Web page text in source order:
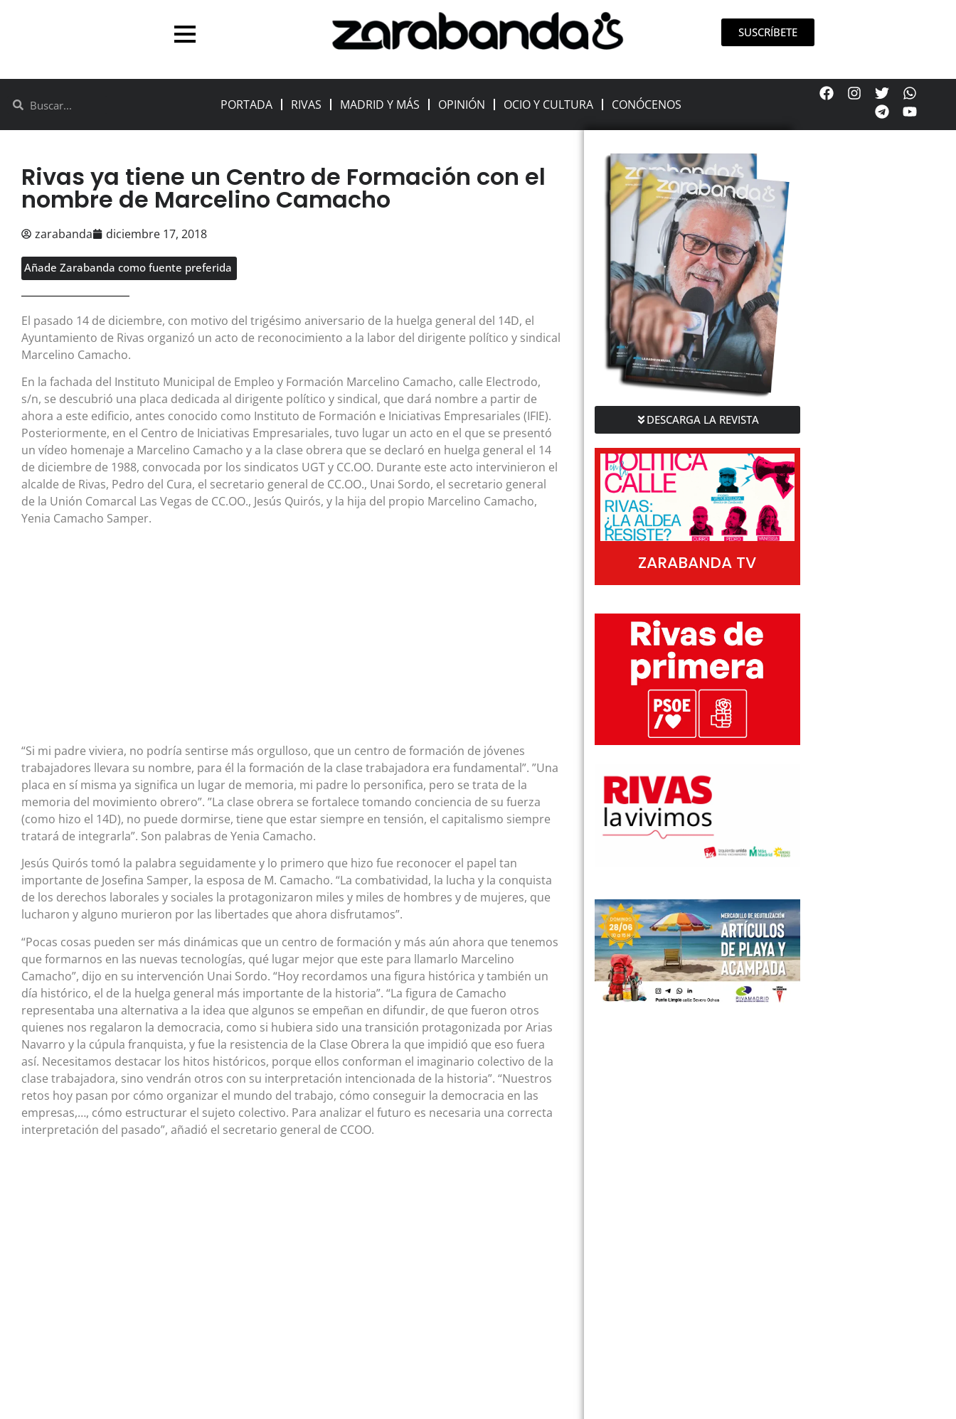
SUSCRÍBETE
PORTADA RIVAS MADRID Y MÁS OPINIÓN OCIO Y CULTURA CONÓCENOS
Rivas ya tiene un Centro de Formación con el
nombre de Marcelino Camacho
zarabanda diciembre 17, 2018
Añade Zarabanda como fuente preferida
El pasado 14 de diciembre, con motivo del trigésimo aniversario de la huelga general del 14D, el
Ayuntamiento de Rivas organizó un acto de reconocimiento a la labor del dirigente político y sindical
Marcelino Camacho.
En la fachada del Instituto Municipal de Empleo y Formación Marcelino Camacho, calle Electrodo,
s/n, se descubrió una placa dedicada al dirigente político y sindical, que dará nombre a partir de
ahora a este edificio, antes conocido como Instituto de Formación e Iniciativas Empresariales (IFIE).
Posteriormente, en el Centro de Iniciativas Empresariales, tuvo lugar un acto en el que se presentó
un vídeo homenaje a Marcelino Camacho y a la clase obrera que se declaró en huelga general el 14
de diciembre de 1988, convocada por los sindicatos UGT y CC.OO. Durante este acto intervinieron el
alcalde de Rivas, Pedro del Cura, el secretario general de CC.OO., Unai Sordo, el secretario general
de la Unión Comarcal Las Vegas de CC.OO., Jesús Quirós, y la hija del propio Marcelino Camacho,
Yenia Camacho Samper.
“Si mi padre viviera, no podría sentirse más orgulloso, que un centro de formación de jóvenes
trabajadores llevara su nombre, para él la formación de la clase trabajadora era fundamental”. ”Una
placa en sí misma ya significa un lugar de memoria, mi padre lo personifica, pero se trata de la
memoria del movimiento obrero”. ”La clase obrera se fortalece tomando conciencia de su fuerza
(como hizo el 14D), no puede dormirse, tiene que estar siempre en tensión, el capitalismo siempre
tratará de integrarla”. Son palabras de Yenia Camacho.
Jesús Quirós tomó la palabra seguidamente y lo primero que hizo fue reconocer el papel tan
importante de Josefina Samper, la esposa de M. Camacho. “La combatividad, la lucha y la conquista
de los derechos laborales y sociales la protagonizaron miles y miles de hombres y de mujeres, que
lucharon y alguno murieron por las libertades que ahora disfrutamos”.
“Pocas cosas pueden ser más dinámicas que un centro de formación y más aún ahora que tenemos
que formarnos en las nuevas tecnologías, qué lugar mejor que este para llamarlo Marcelino
Camacho”, dijo en su intervención Unai Sordo. “Hoy recordamos una figura histórica y también un
día histórico, el de la huelga general más importante de la historia”. “La figura de Camacho
representaba una alternativa a la idea que algunos se empeñan en difundir, de que fueron otros
quienes nos regalaron la democracia, como si hubiera sido una transición protagonizada por Arias
Navarro y la cúpula franquista, y fue la resistencia de la Clase Obrera la que impidió que eso fuera
así. Necesitamos destacar los hitos históricos, porque ellos conforman el imaginario colectivo de la
clase trabajadora, sino vendrán otros con su interpretación intencionada de la historia”. “Nuestros
retos hoy pasan por cómo organizar el mundo del trabajo, cómo conseguir la democracia en las
empresas,…, cómo estructurar el sujeto colectivo. Para analizar el futuro es necesaria una correcta
interpretación del pasado”, añadió el secretario general de CCOO.
DESCARGA LA REVISTA
ZARABANDA TV